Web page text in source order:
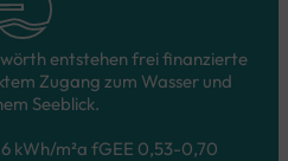
entstehen frei finanzierte
Zugang zum Wasser und
Seeblick.
kWh/m²a fGEE 0,53-0,70